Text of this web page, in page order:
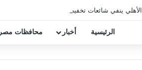
الأهلي ينفي شائعات تخفيض عقود زيزو والشناوي
الرئيسية أخبار محافظات مصر